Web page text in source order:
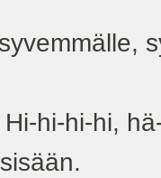
hi-hi-hi,